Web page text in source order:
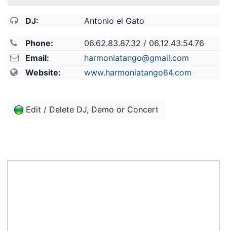
DJ: Antonio el Gato
Phone:
06.62.83.87.32 / 06.12.43.54.76
Email:
harmoniatango@gmail.com
Website:
www.harmoniatango64.com
Edit / Delete DJ, Demo or Concert